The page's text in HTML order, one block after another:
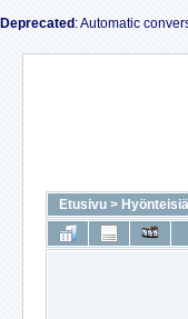
Deprecated : Automatic
Etusivu > Hyönteisiä